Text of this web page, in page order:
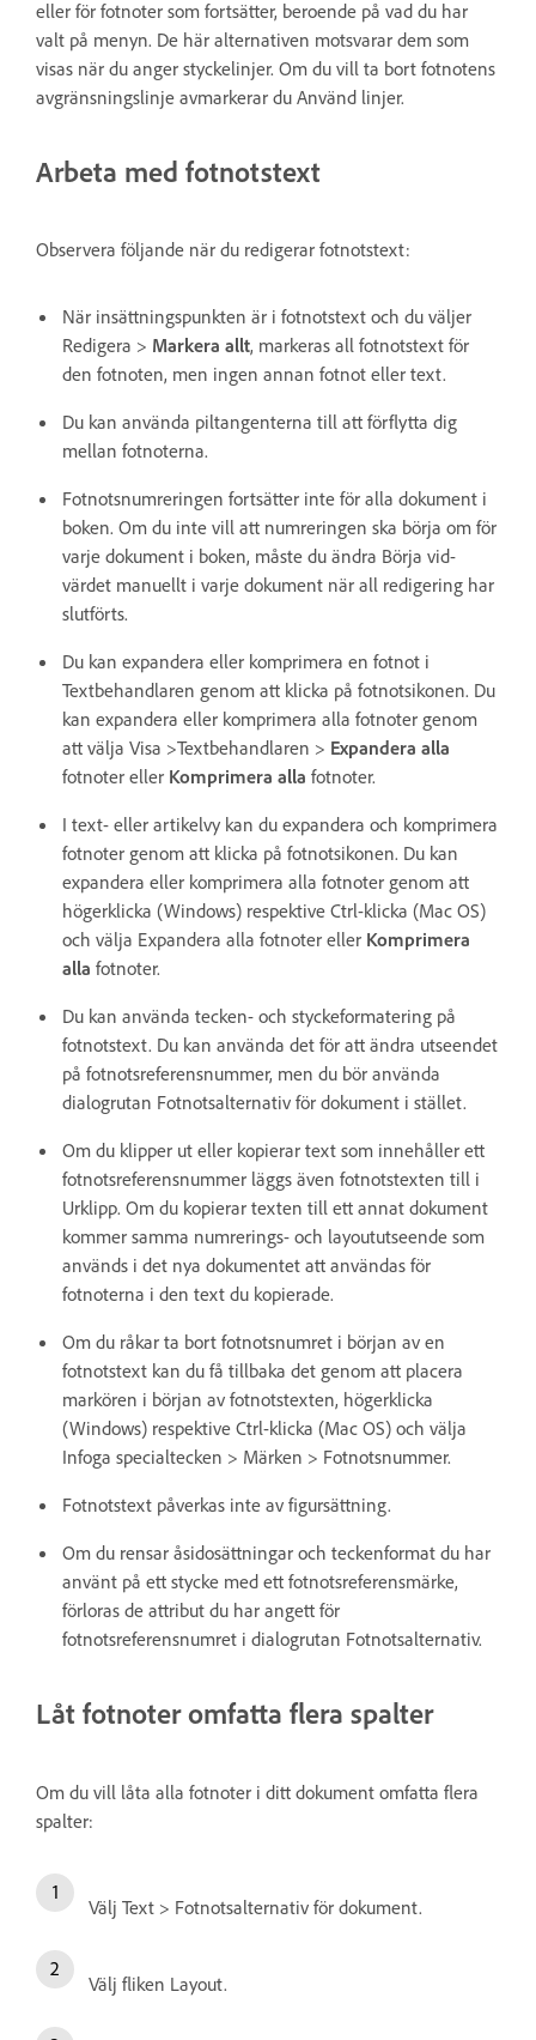
eller för fotnoter som fortsätter, beroende på vad du har
valt på menyn. De här alternativen motsvarar dem som
visas när du anger styckelinjer. Om du vill ta bort fotnotens
avgränsningslinje avmarkerar du Använd linjer.
Arbeta med fotnotstext
Observera följande när du redigerar fotnotstext:
När insättningspunkten är i fotnotstext och du väljer
Redigera > Markera allt, markeras all fotnotstext för
den fotnoten, men ingen annan fotnot eller text.
Du kan använda piltangenterna till att förflytta dig
mellan fotnoterna.
Fotnotsnumreringen fortsätter inte för alla dokument i
boken. Om du inte vill att numreringen ska börja om för
varje dokument i boken, måste du ändra Börja vid-
värdet manuellt i varje dokument när all redigering har
slutförts.
Du kan expandera eller komprimera en fotnot i
Textbehandlaren genom att klicka på fotnotsikonen. Du
kan expandera eller komprimera alla fotnoter genom
att välja Visa >Textbehandlaren > Expandera alla
fotnoter eller Komprimera alla fotnoter.
I text- eller artikelvy kan du expandera och komprimera
fotnoter genom att klicka på fotnotsikonen. Du kan
expandera eller komprimera alla fotnoter genom att
högerklicka (Windows) respektive Ctrl-klicka (Mac OS)
och välja Expandera alla fotnoter eller Komprimera
alla fotnoter.
Du kan använda tecken- och styckeformatering på
fotnotstext. Du kan använda det för att ändra utseendet
på fotnotsreferensnummer, men du bör använda
dialogrutan Fotnotsalternativ för dokument i stället.
Om du klipper ut eller kopierar text som innehåller ett
fotnotsreferensnummer läggs även fotnotstexten till i
Urklipp. Om du kopierar texten till ett annat dokument
kommer samma numrerings- och layoututseende som
används i det nya dokumentet att användas för
fotnoterna i den text du kopierade.
Om du råkar ta bort fotnotsnumret i början av en
fotnotstext kan du få tillbaka det genom att placera
markören i början av fotnotstexten, högerklicka
(Windows) respektive Ctrl-klicka (Mac OS) och välja
Infoga specialtecken > Märken > Fotnotsnummer.
Fotnotstext påverkas inte av figursättning.
Om du rensar åsidosättningar och teckenformat du har
använt på ett stycke med ett fotnotsreferensmärke,
förloras de attribut du har angett för
fotnotsreferensnumret i dialogrutan Fotnotsalternativ.
Låt fotnoter omfatta flera spalter
Om du vill låta alla fotnoter i ditt dokument omfatta flera
spalter:
Välj Text > Fotnotsalternativ för dokument.
Välj fliken Layout.